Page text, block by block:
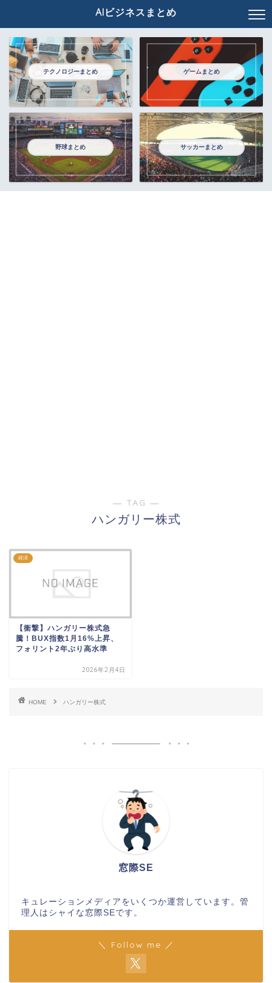
AIビジネスまとめ
テクノロジーまとめ ゲームまとめ
野球まとめ サッカーまとめ
― TAG ―
ハンガリー株式
経済
【衝撃】ハンガリー株式急
騰！BUX指数1月16%上昇、
フォリント2年ぶり高水準
2026年2月4日
HOME ハンガリー株式
窓際SE
キュレーションメディアをいくつか運営しています。管
理人はシャイな窓際SEです。
＼ Follow me ／